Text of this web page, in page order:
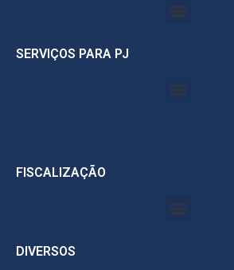
SERVIÇOS PARA PJ
FISCALIZAÇÃO
DIVERSOS